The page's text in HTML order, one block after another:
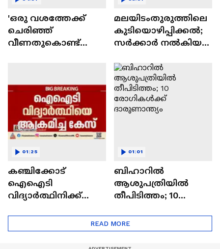
'ഒരു വശത്തേക്ക്
ചെരിഞ്ഞ്
വീണതുകൊണ്ട്
നില കെട്ടിടം ഇടിഞ്ഞു
വീണു
മലയിടംതുരുത്തിലെ
കുടിയൊഴിപ്പിക്കൽ;
സര്‍ക്കാര്‍ നൽകിയ
പരിഗണിക്കും
കഞ്ചിക്കോട്
ഐഐടി
വിദ്യാർത്ഥിനിക്ക്
പിടിയിൽ
01:25
ബിഹാറിൽ
ആശുപത്രിയിൽ
തീപിടിത്തം; 10
ദാരുണാന്ത്യം
01:01
READ MORE